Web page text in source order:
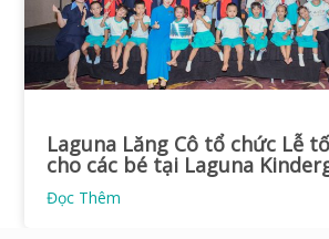
Laguna Lăng Cô tổ chức Lễ
cho các bé tại Laguna
Đọc Thêm